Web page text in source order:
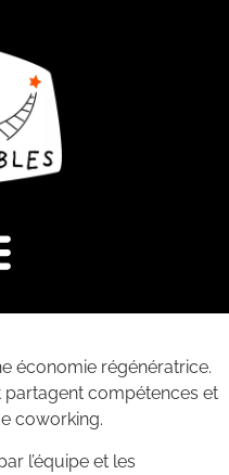
économie régénératrice.
compétences et
coworking.
l’équipe et les